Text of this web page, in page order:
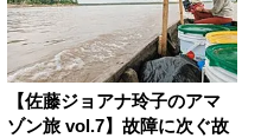
【佐藤ジョアナ玲子のアマ
ゾン旅 vol.7】故障に次ぐ故